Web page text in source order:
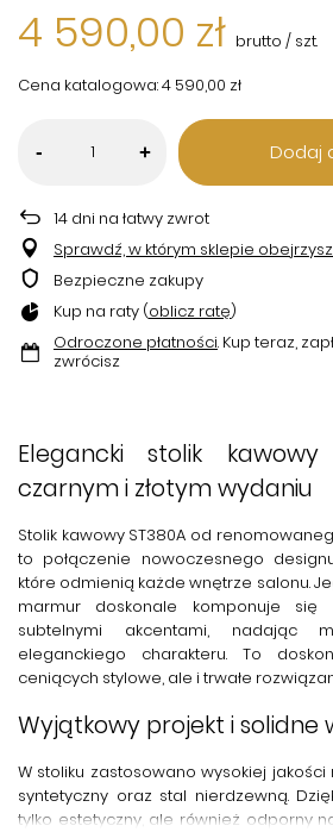
4 590,00 zł brutto / szt.
Cena katalogowa:4 590,00 zł
- + Dodaj
14 dni na łatwy zwrot
Sprawdź, w którym sklepie
Bezpieczne zakupy
Kup na raty (oblicz ratę)
Odroczone płatności. Kup teraz,
zwrócisz
Eleganckistolik
czarnym i złotym wydaniu
Stolik kawowy ST380A od
to połączenie nowoczesnego
które odmienią każdewnętrze salonu.
marmur doskonale komponuje
subtelnymi akcentami, nadając
eleganckiego charakteru. To
ceniących stylowe, ale i trwałe
Wyjątkowy projekt i solidne
W stoliku zastosowano wysokiej jakości
syntetyczny oraz stal nierdzewną.
tylko estetyczny, ale również odporny